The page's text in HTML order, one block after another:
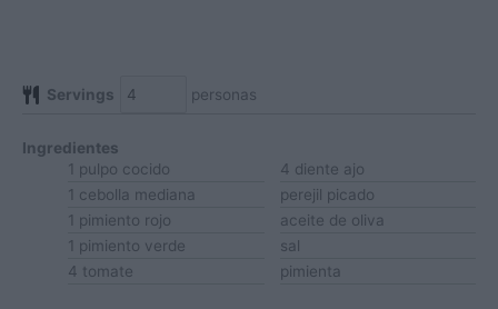
Servings personas
Ingredientes
1 pulpo cocido
1 cebolla mediana
1 pimiento rojo
1 pimiento verde
4 tomate
4 diente ajo
perejil picado
aceite de oliva
sal
pimienta